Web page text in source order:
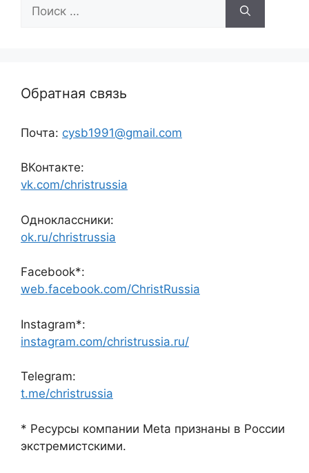
Обратная связь
Почта: cysb1991@gmail.com
ВКонтакте:
vk.com/christrussia
Одноклассники:
ok.ru/christrussia
Facebook*:
web.facebook.com/ChristRussia
Instagram*:
instagram.com/christrussia.ru/
Telegram:
t.me/christrussia
* Ресурсы компании Meta признаны в России
экстремистскими.